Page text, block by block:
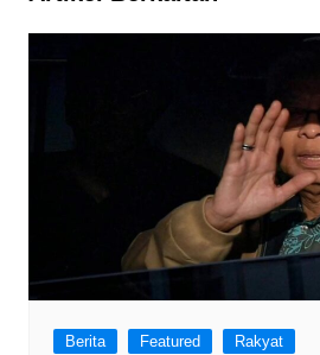
Berita Featured Rakyat